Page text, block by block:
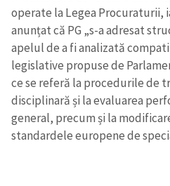
operate la Legea Procuraturii,
anunțat că PG „s-a adresat
apelul de a fi analizată
legislative propuse de
ce se referă la procedurile de
disciplinară și la evaluarea
general, precum și la
standardele europene de